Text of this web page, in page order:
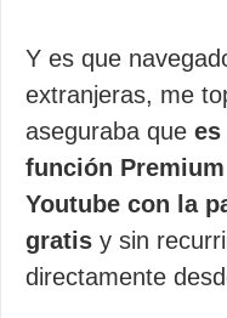
Y es que
extranjeras, me
aseguraba que
función
Youtube con la
gratis y sin
directamente